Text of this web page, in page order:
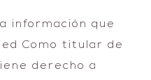
información que
Como titular de
derecho a